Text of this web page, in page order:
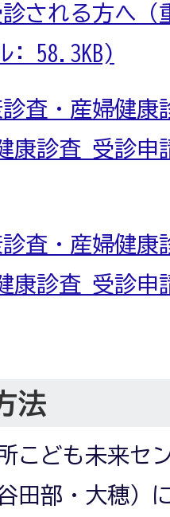
される方へ（
: 58.3KB)
査・産婦健康
康診査 受診申
査・産婦健康
康診査 受診
法
こども未来セ
田部・大穂）